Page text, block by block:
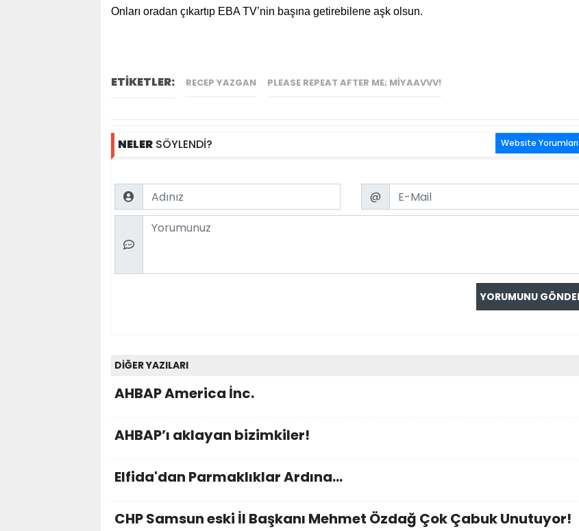
Onları oradan çıkartıp EBA TV’nin başına getirebilene aşk olsun.
ETİKETLER: RECEP YAZGAN PLEASE REPEAT AFTER ME; MIYAAVVV!
NELER SÖYLENDİ? Website Yorumları
Name Email
@
Comment
DİĞER YAZILARI
AHBAP America İnc.
AHBAP’ı aklayan bizimkiler!
Elfida'dan Parmaklıklar Ardına…
CHP Samsun eski İl Başkanı Mehmet Özdağ Çok Çabuk Unutuyor!